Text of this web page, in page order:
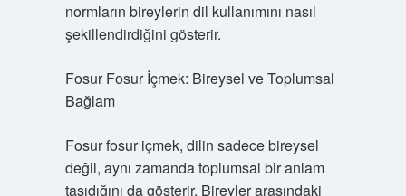
normların bireylerin dil kullanımını nasıl
şekillendirdiğini gösterir.
Fosur Fosur İçmek: Bireysel ve Toplumsal
Bağlam
Fosur fosur içmek, dilin sadece bireysel
değil, aynı zamanda toplumsal bir anlam
taşıdığını da gösterir. Bireyler arasındaki